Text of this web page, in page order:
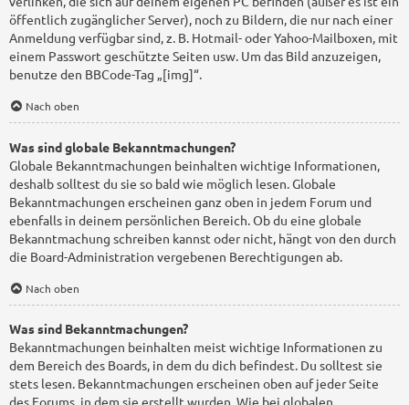
öffentlich zugänglicher Server), noch zu Bildern, die nur nach einer
Anmeldung verfügbar sind, z. B. Hotmail- oder Yahoo-Mailboxen, mit
einem Passwort geschützte Seiten usw. Um das Bild anzuzeigen,
benutze den BBCode-Tag „[img]“.
Nach oben
Was sind globale Bekanntmachungen?
Globale Bekanntmachungen beinhalten wichtige Informationen,
deshalb solltest du sie so bald wie möglich lesen. Globale
Bekanntmachungen erscheinen ganz oben in jedem Forum und
ebenfalls in deinem persönlichen Bereich. Ob du eine globale
Bekanntmachung schreiben kannst oder nicht, hängt von den durch
die Board-Administration vergebenen Berechtigungen ab.
Nach oben
Was sind Bekanntmachungen?
Bekanntmachungen beinhalten meist wichtige Informationen zu
dem Bereich des Boards, in dem du dich befindest. Du solltest sie
stets lesen. Bekanntmachungen erscheinen oben auf jeder Seite
des Forums, in dem sie erstellt wurden. Wie bei globalen